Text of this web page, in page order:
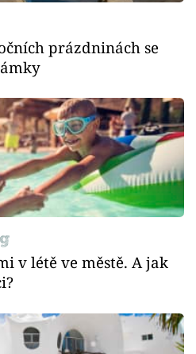
prázdninách se
v létě ve městě. A jak